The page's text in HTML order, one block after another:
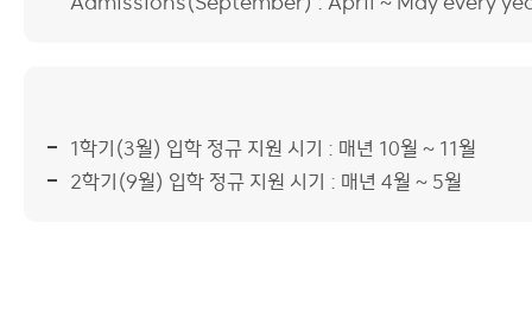
1학기(3월) 입학 정규 지원 시기 : 매년 10월 ~ 11월
2학기(9월) 입학 정규 지원 시기 : 매년 4월 ~ 5월